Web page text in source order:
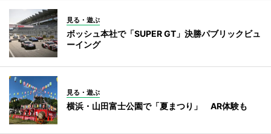
見る・遊ぶ
ボッシュ本社で「SUPER GT」決勝パブリックビュ
ーイング
見る・遊ぶ
横浜・山田富士公園で「夏まつり」 AR体験も